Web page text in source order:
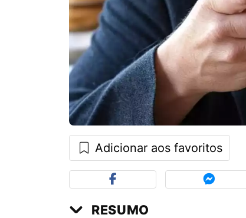
Adicionar aos favoritos
RESUMO